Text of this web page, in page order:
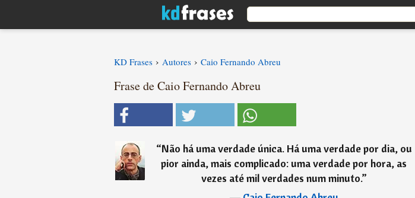
KD Frases › Autores › Caio Fernando Abreu
Frase de Caio Fernando Abreu
“Não há uma verdade única. Há uma verdade por dia, ou
pior ainda, mais complicado: uma verdade por hora, as
vezes até mil verdades num minuto.”